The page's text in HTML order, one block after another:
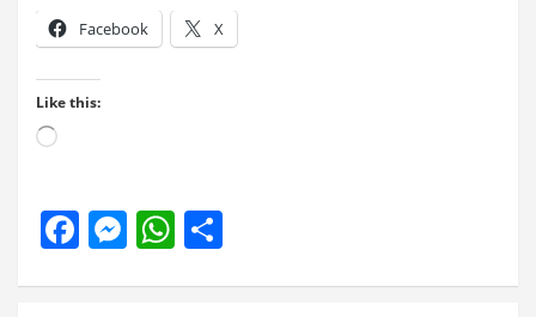
Facebook X
Like this:
Loading…
F
M W